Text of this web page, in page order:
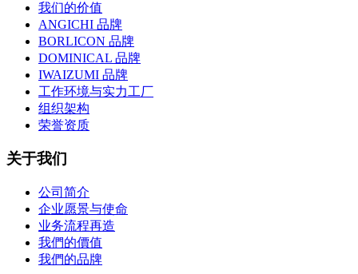
我们的价值
ANGICHI 品牌
BORLICON 品牌
DOMINICAL 品牌
IWAIZUMI 品牌
工作环境与实力工厂
组织架构
荣誉资质
关于我们
公司简介
企业愿景与使命
业务流程再造
我們的價值
我們的品牌